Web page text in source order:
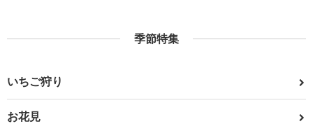
季節特集
いちご狩り
お花見